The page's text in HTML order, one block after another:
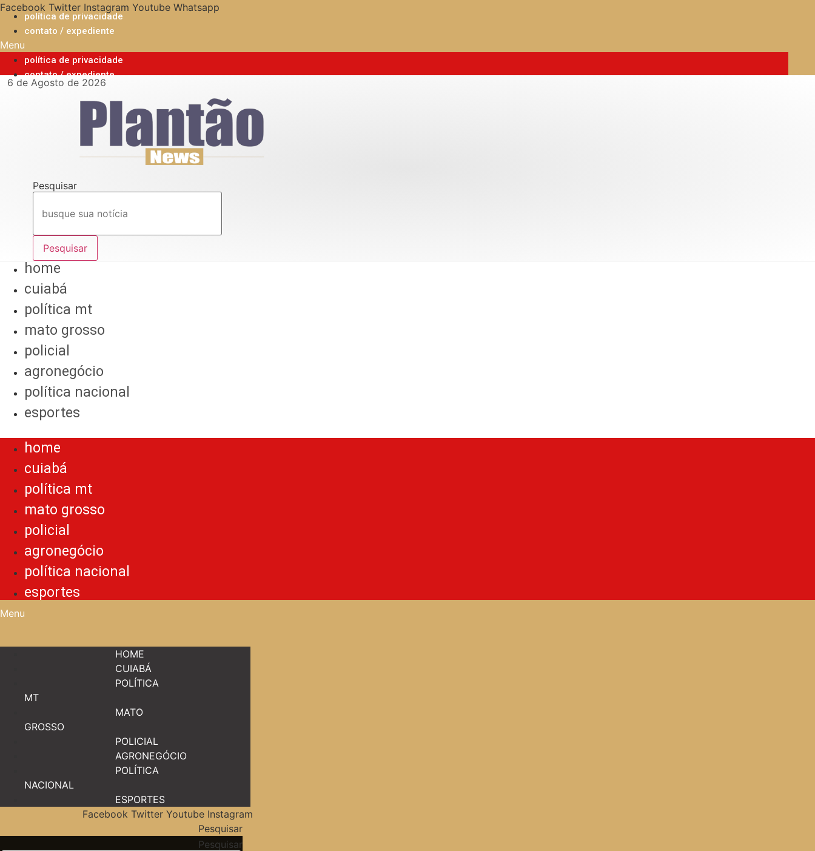
Ir
para
conteúdo
Facebook Twitter Instagram Youtube Whatsapp
política de privacidade
contato / expediente
Menu
política de privacidade
contato / expediente
6 de Agosto de 2026
Pesquisar
Pesquisar
home
cuiabá
política mt
mato grosso
policial
agronegócio
política nacional
esportes
home
cuiabá
política mt
mato grosso
policial
agronegócio
política nacional
esportes
Menu
HOME
CUIABÁ
POLÍTICA
MT
MATO
GROSSO
POLICIAL
AGRONEGÓCIO
POLÍTICA
NACIONAL
ESPORTES
Facebook Twitter Youtube Instagram
Pesquisar
Pesquisar